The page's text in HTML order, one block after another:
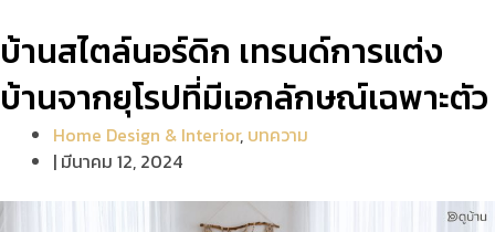
บ้านสไตล์นอร์ดิก เทรนด์การแต่ง
บ้านจากยุโรปที่มีเอกลักษณ์เฉพาะตัว
Home Design & Interior, บทความ
| มีนาคม 12, 2024